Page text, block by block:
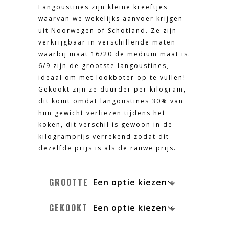
Langoustines zijn kleine kreeftjes
waarvan we wekelijks aanvoer krijgen
uit Noorwegen of Schotland. Ze zijn
verkrijgbaar in verschillende maten
waarbij maat 16/20 de medium maat is.
6/9 zijn de grootste langoustines,
ideaal om met lookboter op te vullen!
Gekookt zijn ze duurder per kilogram,
dit komt omdat langoustines 30% van
hun gewicht verliezen tijdens het
koken, dit verschil is gewoon in de
kilogramprijs verrekend zodat dit
dezelfde prijs is als de rauwe prijs.
GROOTTE
GEKOOKT